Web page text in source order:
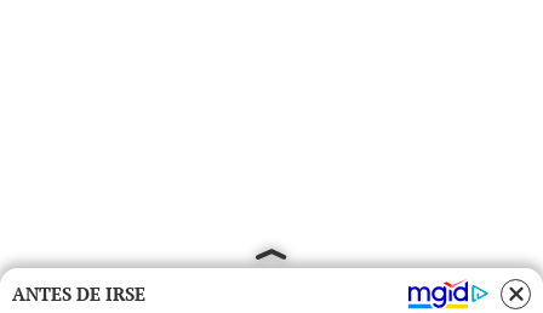
ANTES DE IRSE